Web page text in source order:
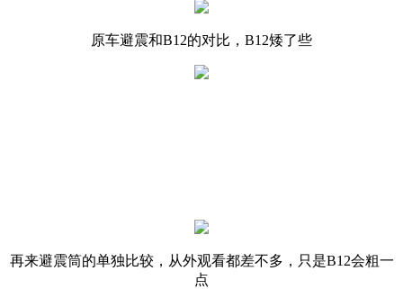
原车避震和B12的对比，B12矮了些
再来避震筒的单独比较，从外观看都差不多，只是B12会粗一
点